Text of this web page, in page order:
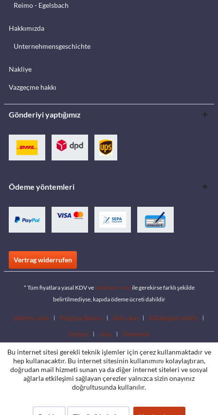
Reimo - Egelsbach
Hakkımızda
Unternehmensgeschichte
Nakliye
Vazgeçme hakkı
Gönderiyi yaptığımız
Ödeme yöntemleri
Vertrag widerrufen
* Tüm fiyatlara yasal KDV veteslimat ücreti ile gerekirse farklı şekilde
belirtilmediyse, kapıda ödeme ücreti dahildir
İndirme alanı Mağaza Bulucu Bayi olun Katalogları indirin
İletişim Jobs Konumlar
Bu internet sitesi gerekli teknik işlemler için çerez kullanmaktadır ve
hep kullanacaktır. Bu internet sitesinin kullanımını kolaylaştıran,
doğrudan mail hizmeti sunan ya da diğer internet siteleri ve sosyal
ağlarla etkileşimi sağlayan çerezler yalnızca sizin onayınız
doğrultusunda kullanılır.